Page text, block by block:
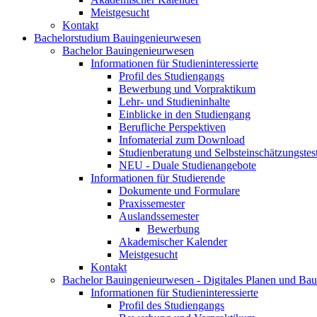
Meistgesucht
Kontakt
Bachelorstudium Bauingenieurwesen
Bachelor Bauingenieurwesen
Informationen für Studieninteressierte
Profil des Studiengangs
Bewerbung und Vorpraktikum
Lehr- und Studieninhalte
Einblicke in den Studiengang
Berufliche Perspektiven
Infomaterial zum Download
Studienberatung und
NEU - Duale Studienangebote
Informationen für Studierende
Dokumente und Formulare
Praxissemester
Auslandssemester
Bewerbung
Akademischer Kalender
Meistgesucht
Kontakt
Bachelor Bauingenieurwesen - Digitales Planen und
Informationen für Studieninteressierte
Profil des Studiengangs